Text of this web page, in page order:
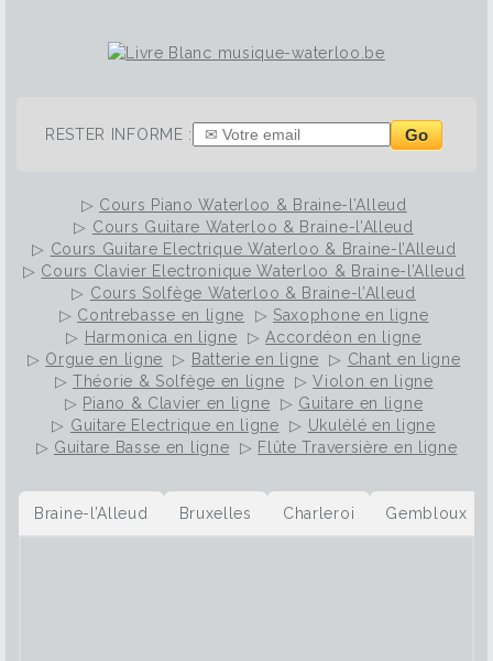
RESTER INFORME : Go
▷ Cours Piano Waterloo & Braine-l’Alleud
▷ Cours Guitare Waterloo & Braine-l’Alleud
▷ Cours Guitare Electrique Waterloo & Braine-l’Alleud
▷ Cours Clavier Electronique Waterloo & Braine-l’Alleud
▷ Cours Solfège Waterloo & Braine-l’Alleud
▷ Contrebasse en ligne ▷ Saxophone en ligne
▷ Harmonica en ligne ▷Accordéon en ligne
▷ Orgue en ligne ▷ Batterie en ligne ▷ Chant en ligne
▷Théorie & Solfège en ligne ▷Violon en ligne
▷ Piano & Clavier en ligne ▷ Guitare en ligne
▷ Guitare Electrique en ligne ▷ Ukulélé en ligne
▷ Guitare Basse en ligne ▷ Flûte Traversière en ligne
Braine-l’Alleud Bruxelles Charleroi Gembloux